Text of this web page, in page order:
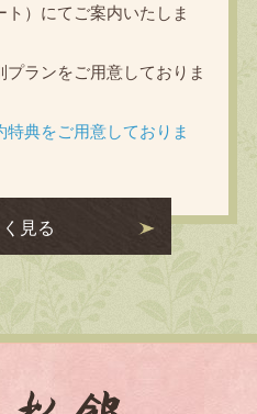
）にてご案内いたしま
ランをご用意しておりま
典をご用意しておりま
見る